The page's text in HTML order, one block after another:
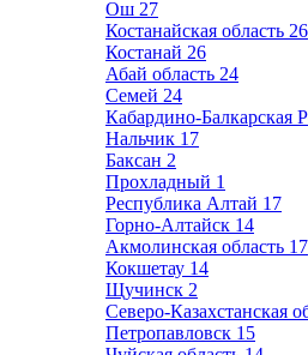
Ош 27
Костанайская область 26
Костанай 26
Абай область 24
Семей 24
Кабардино-Балкарская
Нальчик 17
Баксан 2
Прохладный 1
Республика Алтай 17
Горно-Алтайск 14
Акмолинская область 17
Кокшетау 14
Щучинск 2
Северо-Казахстанская
Петропавловск 15